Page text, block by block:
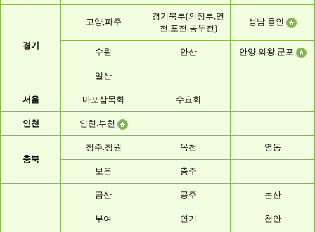
경기
고양,파주
경기북부(의정부,연
천,포천,동두천)
성남.용인
수원 안산 안양.의왕.군포
일산
서울 마포삼목회 수요회
인천 인천.부천
충북
청주.청원 옥천 영동
보은 충주
금산 공주 논산
부여 연기 천안